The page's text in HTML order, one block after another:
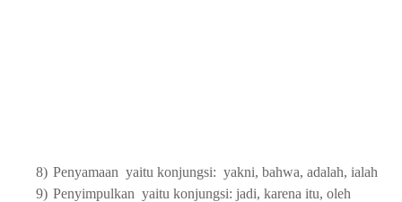
8) Penyamaan yaitu konjungsi: yakni, bahwa, adalah, ialah
9) Penyimpulkan yaitu konjungsi: jadi, karena itu, oleh